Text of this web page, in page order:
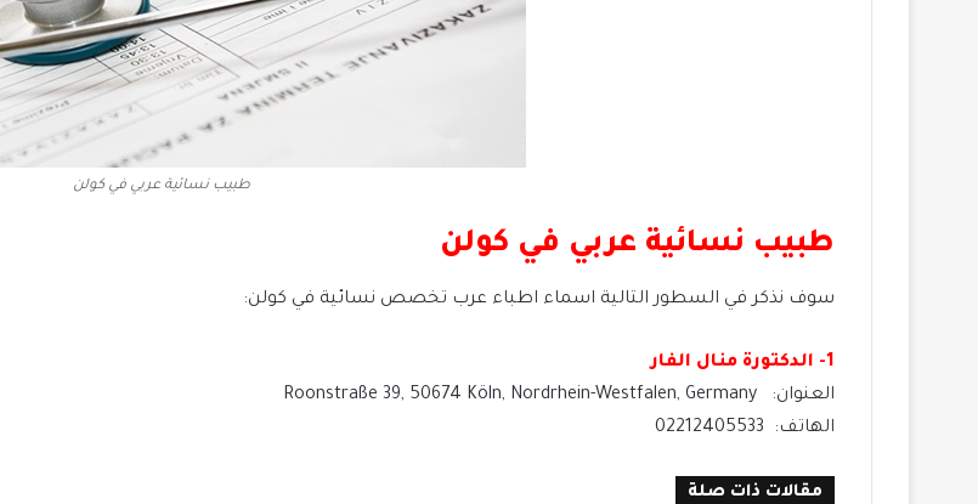
طبيب نسائية عربي في كولن
طبيب نسائية عربي في كولن
سوف نذكر في السطور التالية اسماء اطباء عرب تخصص نسائية في كولن:
1- الدكتورة منال الفار
العنوان: Roonstraße 39, 50674 Köln, Nordrhein-Westfalen, Germany
الهاتف: 02212405533
مقالات ذات صلة